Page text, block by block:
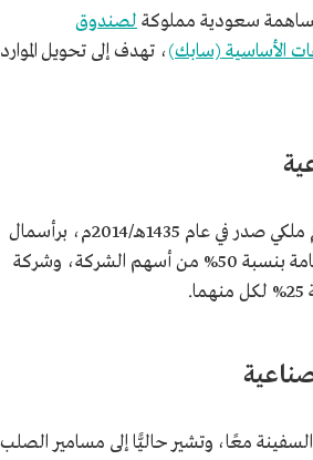
سعودية مملوكة لصندوق
الأساسية (سابك)، تهدف إلى تحويل الموارد
تأسست الشركة العربية السعودية للاستثمارات الصناعية بموجب مرسوم ملكي صدر في عام 1435هـ/2014م، برأسمال
بلغ 3.3 مليارات ريال، من قبل ثلاثة كيانات، هي: صندوق الاستثمارات العامة بنسبة 50% من أسهم الشركة، وشركة
معًا، وتشير حاليًّا إلى مسامير الصلب